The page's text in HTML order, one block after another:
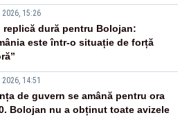
15:26
replică dură pentru Bolojan:
este într-o situație de forță
14:51
de guvern se amână pentru ora
Bolojan nu a obținut toate avizele